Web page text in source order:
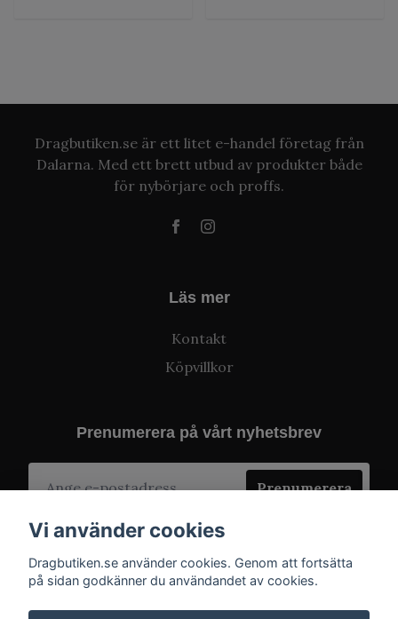
Dragbutiken.se är ett litet e-handel företag från
Dalarna. Med ett brett utbud av produkter både
för nybörjare och proffs.
Läs mer
Kontakt
Köpvillkor
Prenumerera på vårt nyhetsbrev
Prenumerera
Vi använder cookies
Dragbutiken.se använder cookies. Genom att fortsätta
på sidan godkänner du användandet av cookies.